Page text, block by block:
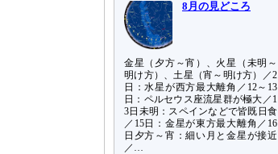
8月の見どころ
金星（夕方～宵）、火星（未明～
明け方）、土星（宵～明け方）／2
日：水星が西方最大離角／12～13
日：ペルセウス座流星群が極大／1
3日未明：スペインなどで皆既日食
／15日：金星が東方最大離角／16
日夕方～宵：細い月と金星が接近
／…